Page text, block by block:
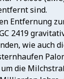
sind.
Entfernung
2419
wie auch
die